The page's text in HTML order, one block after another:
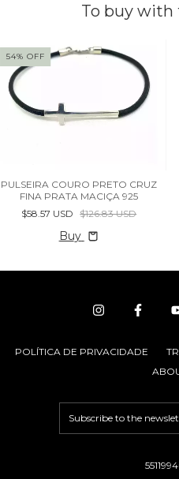
To buy
54% OFF
PULSEIRA COURO PRETO CRUZ
FINA PRATA MACIÇA 925
$58.57 USD $126.83 USD
Buy
POLÍTICA DE PRIVACIDADE